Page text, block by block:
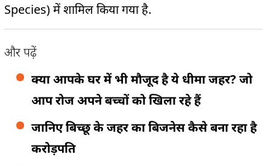
Species) में शामिल किया गया है.
और पढ़ें
क्या आपके घर में भी मौजूद है ये धीमा जहर? जो
आप रोज अपने बच्चों को खिला रहे हैं
जानिए बिच्छू के जहर का बिजनेस कैसे बना रहा है
करोड़पति